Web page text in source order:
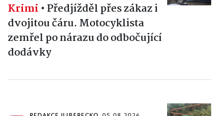
Krimi • Předjížděl přes zákaz i
dvojitou čáru. Motocyklista
zemřel po nárazu do odbočující
dodávky